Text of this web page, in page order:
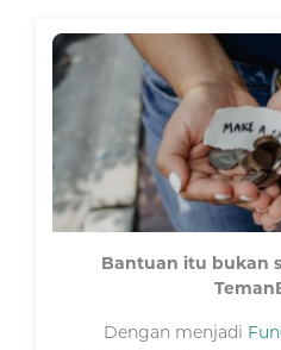
Halo #TemanBaik,
Perkenalkan, saya
mengucapkan terima
kepada #TemanBaik
rezekinya untuk
Bantuan itu bukan
Dengan menjadi